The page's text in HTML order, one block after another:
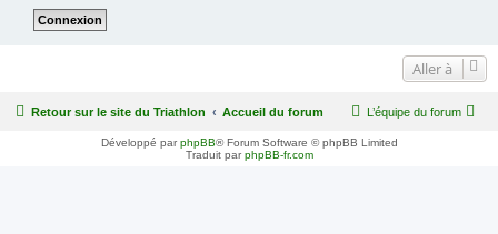
Aller à
Retour sur le site du Triathlon Accueil du forum L’équipe du forum
Développé parphpBB® Forum Software © phpBB Limited
Traduit parphpBB-fr.com